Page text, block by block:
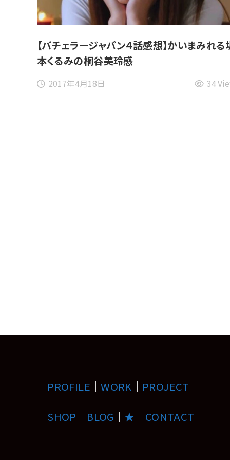
【バチェラージャパン４話感想】かいまみれる
本くるみの桐谷美玲感
2017年4月18日 34
PROFILE ｜WORK ｜ PROJECT
SHOP ｜ BLOG ｜ ★ ｜ CONTACT